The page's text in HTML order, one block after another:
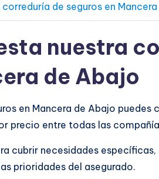
de seguros en
nuestra
de Abajo
en Mancera de Abajo puedes
precio entre todas las
cubrir necesidades
prioridades del asegurado.